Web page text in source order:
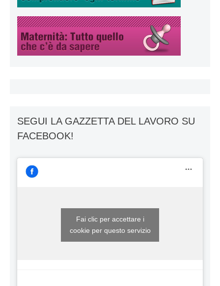
SEGUI LA GAZZETTA DEL LAVORO SU
FACEBOOK!
Fai clic per accettare i
cookie per questo servizio